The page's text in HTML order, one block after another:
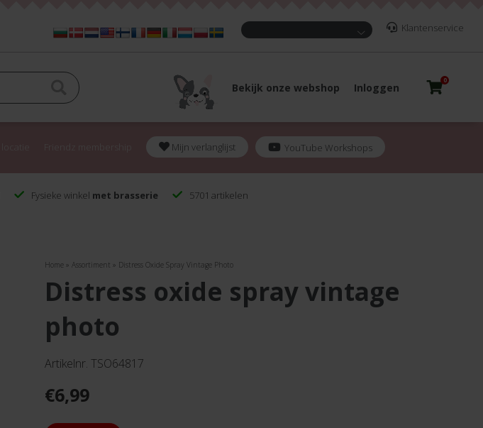
Klantenservice
Bekijk onze webshop Inloggen
0
Mijn verlanglijst YouTube Workshops
Fysieke winkel met brasserie 5701 artikelen
Home »Assortiment » Distress Oxide Spray Vintage Photo
distress oxide spray vintage
photo
Artikelnr. TSO64817
€6,99